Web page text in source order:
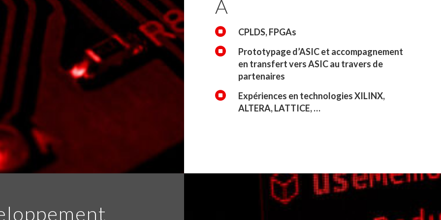
A

CPLDS, FPGAs

Prototypage d’ASIC et accompagnement
en transfert vers ASIC au travers de
partenaires

Expériences en technologies XILINX,
ALTERA, LATTICE, …